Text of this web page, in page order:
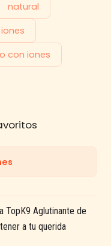
natural
con iones
TopK9 Aglutinante de
a tu querida